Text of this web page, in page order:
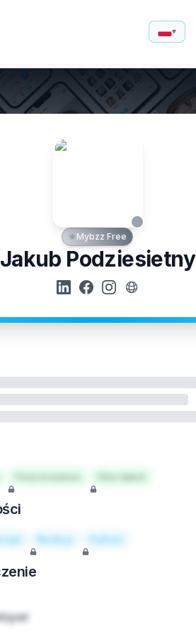
▾
Mybzz Free
Jakub Podziesietny
Hire talent
Node.js Python